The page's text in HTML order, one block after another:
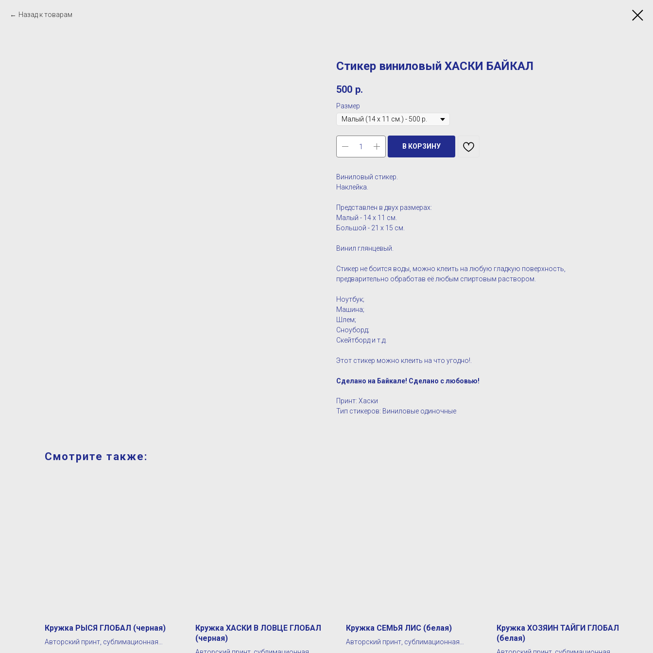
Назад к товарам
Стикер виниловый ХАСКИ БАЙКАЛ
500 р.
Размер
В КОРЗИНУ
Виниловый стикер.
Наклейка.
Представлен в двух размерах:
Малый - 14 х 11 см.
Большой - 21 х 15 см.
Винил глянцевый.
Стикер не боится воды, можно клеить на любую гладкую поверхность,
предварительно обработав её любым спиртовым раствором.
Ноутбук;
Машина;
Шлем;
Сноуборд;
Скейтборд и т.д.
Этот стикер можно клеить на что угодно!.
Сделано на Байкале! Сделано с любовью!
Принт: Хаски
Тип стикеров: Виниловые одиночные
Смотрите также:
Кружка РЫСЯ ГЛОБАЛ (черная)
Авторский принт, сублимационная
Кружка ХАСКИ В ЛОВЦЕ ГЛОБАЛ
(черная)
Кружка СЕМЬЯ ЛИС (белая)
Авторский принт, сублимационная
Кружка ХОЗЯИН ТАЙГИ ГЛОБАЛ
(белая)